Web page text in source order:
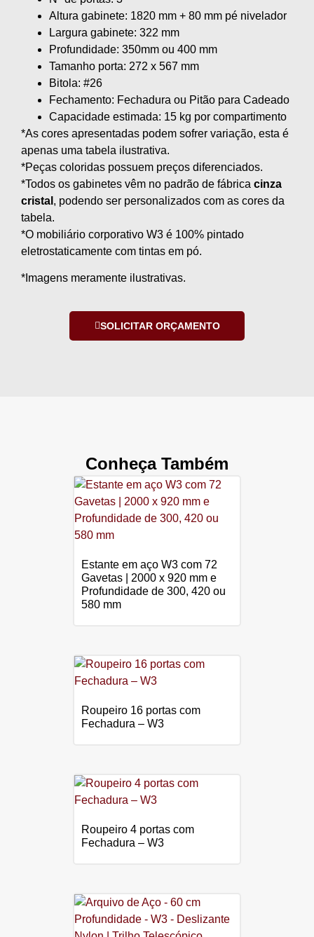
Altura gabinete: 1820 mm + 80 mm pé nivelador
Largura gabinete: 322 mm
Profundidade: 350mm ou 400 mm
Tamanho porta: 272 x 567 mm
Bitola: #26
Fechamento: Fechadura ou Pitão para Cadeado
Capacidade estimada: 15 kg por compartimento
*As cores apresentadas podem sofrer variação, esta é
apenas uma tabela ilustrativa.
*Peças coloridas possuem preços diferenciados.
*Todos os gabinetes vêm no padrão de fábrica cinza
cristal , podendo ser personalizados com as cores da
tabela.
*O mobiliário corporativo W3 é 100% pintado
eletrostaticamente com tintas em pó.
*Imagens meramente ilustrativas.
SOLICITAR ORÇAMENTO
Conheça Também
Estante em aço W3 com 72
Gavetas | 2000 x 920 mm e
Profundidade de 300, 420 ou
580 mm
Roupeiro 16 portas com
Fechadura – W3
Roupeiro 4 portas com
Fechadura – W3